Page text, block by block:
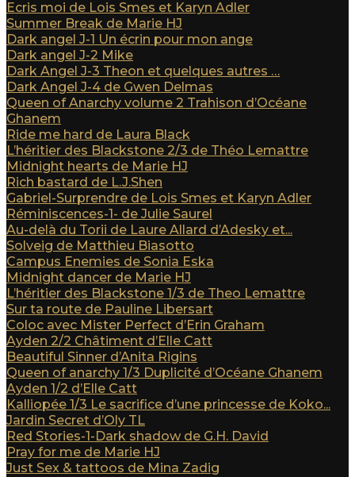
Ecris moi de Lois Smes et Karyn Adler
Summer Break de Marie HJ
Dark angel J-1 Un écrin pour mon ange
Dark angel J-2 Mike
Dark Angel J-3 Theon et quelques autres …
Dark Angel J-4 de Gwen Delmas
Queen of Anarchy volume 2 Trahison d’Océane
Ghanem
Ride me hard de Laura Black
L’héritier des Blackstone 2/3 de Théo Lemattre
Midnight hearts de Marie HJ
Rich bastard de L.J.Shen
Gabriel-Surprendre de Lois Smes et Karyn Adler
Réminiscences-1- de Julie Saurel
Au-delà du Torii de Laure Allard d’Adesky et...
Solveig de Matthieu Biasotto
Campus Enemies de Sonia Eska
Midnight dancer de Marie HJ
L’héritier des Blackstone 1/3 de Theo Lemattre
Sur ta route de Pauline Libersart
Coloc avec Mister Perfect d’Erin Graham
Ayden 2/2 Châtiment d’Elle Catt
Beautiful Sinner d’Anita Rigins
Queen of anarchy 1/3 Duplicité d’Océane Ghanem
Ayden 1/2 d’Elle Catt
Kalliopée 1/3 Le sacrifice d’une princesse de Koko...
Jardin Secret d’Oly TL
Red Stories-1-Dark shadow de G.H. David
Pray for me de Marie HJ
Just Sex & tattoos de Mina Zadig